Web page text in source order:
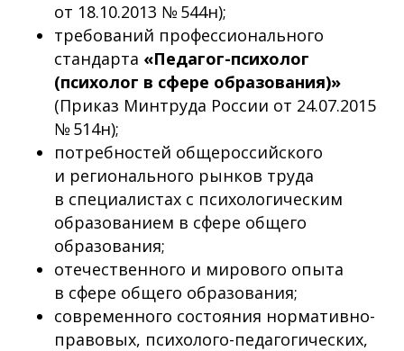
от 18.10.2013 № 544н);
требований профессионального
стандарта «Педагог-психолог
(психолог в сфере образования)»
(Приказ Минтруда России от 24.07.2015
№ 514н);
потребностей общероссийского
и регионального рынков труда
в специалистах с психологическим
образованием в сфере общего
образования;
отечественного и мирового опыта
в сфере общего образования;
современного состояния нормативно-
правовых, психолого-педагогических,